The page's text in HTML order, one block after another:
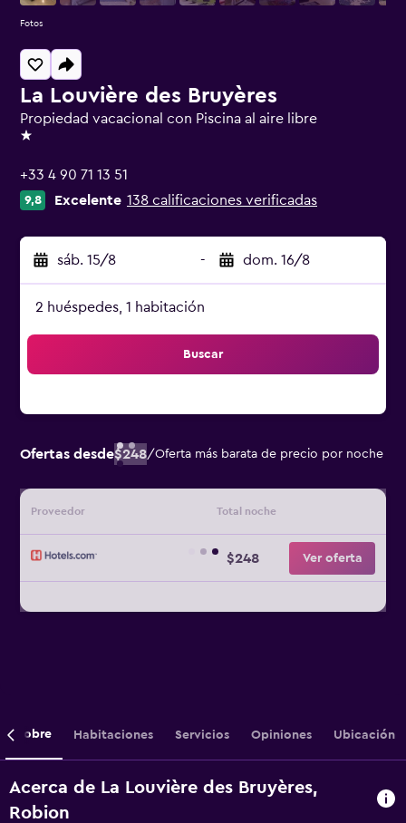
La Louvière des Bruyères
Propiedad vacacional con Piscina al aire libre
1 estrella
+33 4 90 71 13 51
9,8 Excelente 138 calificaciones verificadas
sáb. 15/8 - dom. 16/8
2 huéspedes, 1 habitación
Buscar
Ofertas desde$248/Oferta más barata de precio por noche
Proveedor Total noche
$248 Ver oferta
Fotos
Sobre Habitaciones Servicios Opiniones Ubicación
Acerca de La Louvière des Bruyères,
Robion